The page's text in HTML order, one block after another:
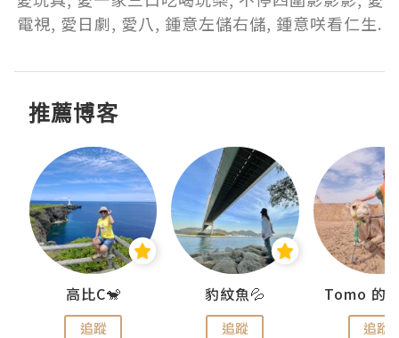
電視, 愛日劇, 愛八, 鍾意左儲右儲, 鍾意咲看仁生.
推薦博客
高比C🐒
追蹤
豹紋魚💦
追蹤 追蹤